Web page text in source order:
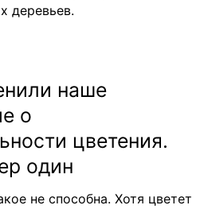
деревьев.
наше
о
цветения.
один
не способна. Хотя цветет